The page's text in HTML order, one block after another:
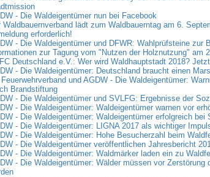
- Die Waldeigentümer nun bei Facebook
Waldbauernverband lädt zum Waldbauerntag am 6.
erforderlich!
- Die Waldeigentümer und DFWR: Wahlprüfsteine zur
zur Tagung vom "Nutzen der Holznutzung" am
Deutschland e.V.: Wer wird Waldhauptstadt 2018?
- Die Waldeigentümer: Deutschland braucht einen
Feuerwehrverband und AGDW - Die Waldeigentümer:
Brandstiftung
- Die Waldeigentümer und SVLFG: Ergebnisse der
- Die Waldeigentümer: Waldeigentümer warnen vor
- Die Waldeigentümer: Waldeigentümer erfolgreich bei
- Die Waldeigentümer: LIGNA 2017 als wichtiger
- Die Waldeigentümer: Hohe Besucherzahl beim
- Die Waldeigentümer veröffentlichen Jahresbericht
- Die Waldeigentümer: Waldmärker laden ein zu
- Die Waldeigentümer: Wälder müssen vor Zerstörung